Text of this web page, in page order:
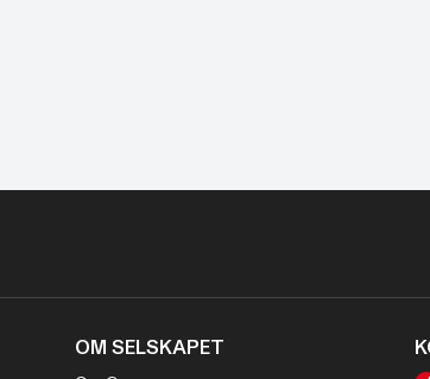
OM SELSKAPET